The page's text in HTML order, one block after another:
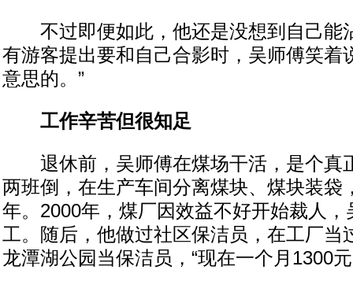
不过即便如此，他还是没想到自己能
有游客提出要和自己合影时，吴师傅笑着
意思的。”
工作辛苦但很知足
退休前，吴师傅在煤场干活，是个真
两班倒，在生产车间分离煤块、煤块装袋
年。2000年，煤厂因效益不好开始裁人
工。随后，他做过社区保洁员，在工厂当
龙潭湖公园当保洁员，“现在一个月1300